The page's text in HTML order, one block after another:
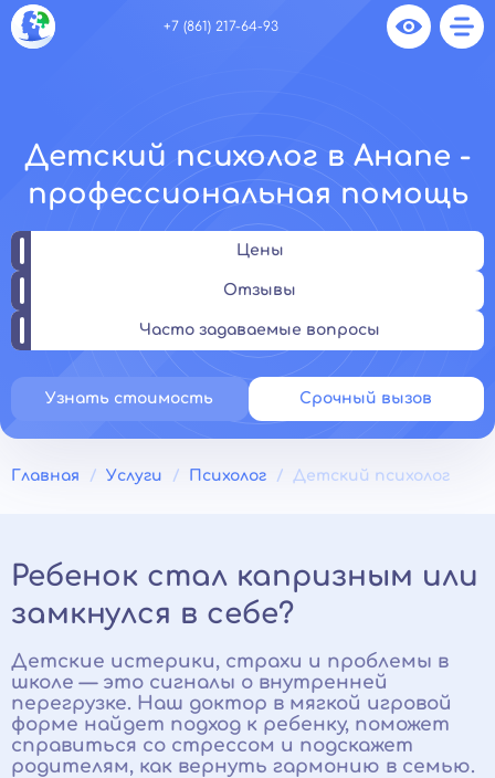
+7 (861) 217-64-93
Детский психолог в Анапе -
профессиональная помощь
Цены
Отзывы
Часто задаваемые вопросы
Узнать стоимость Срочный вызов
Главная Услуги Психолог Детский психолог
Ребенок стал капризным или
замкнулся в себе?
Детские истерики, страхи и проблемы в
школе — это сигналы о внутренней
перегрузке. Наш доктор в мягкой игровой
форме найдет подход к ребенку, поможет
справиться со стрессом и подскажет
родителям, как вернуть гармонию в семью.